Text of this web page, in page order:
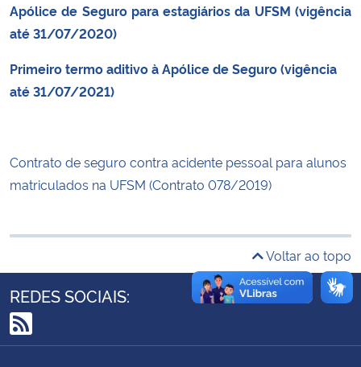
Ministério da Cidadania
Ministério do Meio Ambiente
Ministério do Turismo
Ministério do Desenvolvimento Regional
Controladoria-Geral da União
Apólice de Seguro para estagiários da UFSM (vigência
até 31/07/2020)
Primeiro termo aditivo à Apólice de Seguro (vigência
até 31/07/2021)
Contrato de seguro contra acidente pessoal para alunos
matriculados na UFSM (Contrato 078/2019)
Voltar ao topo
REDES SOCIAIS:
RSS